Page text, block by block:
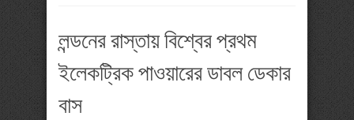
লন্ডনের রাস্তায় বিশ্বের প্রথম
ইলেকট্রিক পাওয়ারের ডাবল ডেকার
বাস